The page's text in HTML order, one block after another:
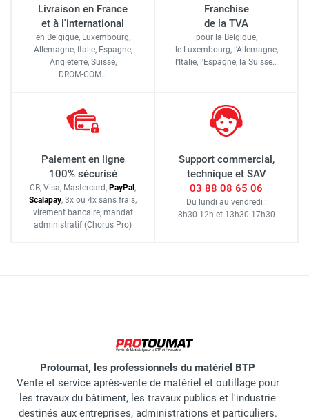
Livraison en France
et à l'international
en Belgique, Luxembourg,
Allemagne, Italie, Espagne,
Angleterre, Suisse,
DROM-COM…
Franchise
de la TVA
pour la Belgique,
le Luxembourg, l'Allemagne,
l'Italie, l'Espagne, la Suisse…
Paiement en ligne
100% sécurisé
CB, Visa, Mastercard, PayPal,
Scalapay, 3x ou 4x sans frais,
virement bancaire, mandat
administratif (Chorus Pro)
Support commercial,
technique et SAV
03 88 08 65 06
Du lundi au vendredi :
8h30-12h et 13h30-17h30
Protoumat, les professionnels du matériel BTP
Vente et service après-vente de matériel et outillage pour
les travaux du bâtiment, les travaux publics et l'industrie
destinés aux entreprises, administrations et particuliers.